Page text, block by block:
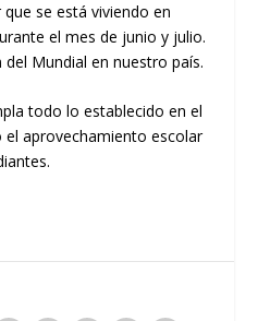
se está viviendo en
el mes de junio y julio.
Mundial en nuestro país.
todo lo establecido en el
el aprovechamiento escolar